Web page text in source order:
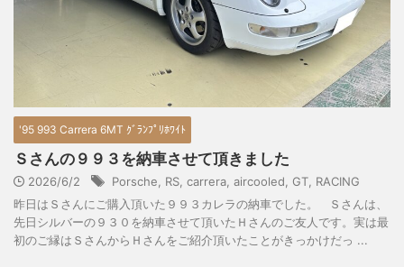
'95 993 Carrera 6MT ｸﾞﾗﾝﾌﾟﾘﾎﾜｲﾄ
Ｓさんの９９３を納車させて頂きました
2026/6/2 Porsche RS carrera aircooled GT RACING
昨日はＳさんにご購入頂いた９９３カレラの納車でした。 Ｓさんは、
先日シルバーの９３０を納車させて頂いたＨさんのご友人です。実は最
初のご縁はＳさんからＨさんをご紹介頂いたことがきっかけだっ ...